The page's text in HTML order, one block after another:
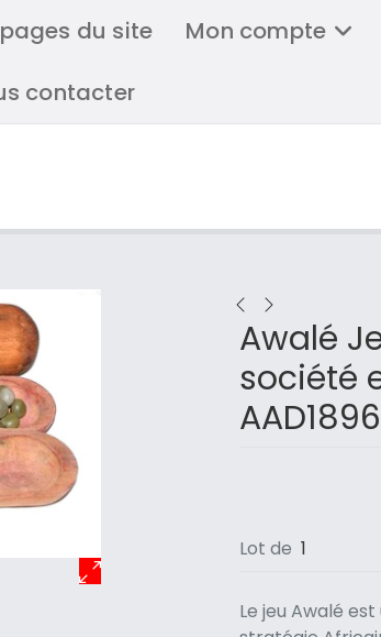
du site Mon compte
contacter
Awalé
société
AAD1896
Lot de 1
Le jeu Awalé